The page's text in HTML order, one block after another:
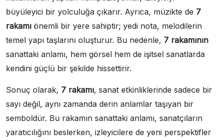
büyüleyici bir yolculuğa çıkarır. Ayrıca, müzikte de 7
rakamı önemli bir yere sahiptir; yedi nota, melodilerin
temel yapı taşlarını oluşturur. Bu nedenle, 7 rakamının
sanattaki anlamı, hem görsel hem de işitsel sanatlarda
kendini güçlü bir şekilde hissettirir.
Sonuç olarak, 7 rakamı, sanat etkinliklerinde sadece bir
sayı değil, aynı zamanda derin anlamlar taşıyan bir
semboldür. Bu rakamın sanattaki anlamı, sanatçıların
yaratıcılığını beslerken, izleyicilere de yeni perspektifler